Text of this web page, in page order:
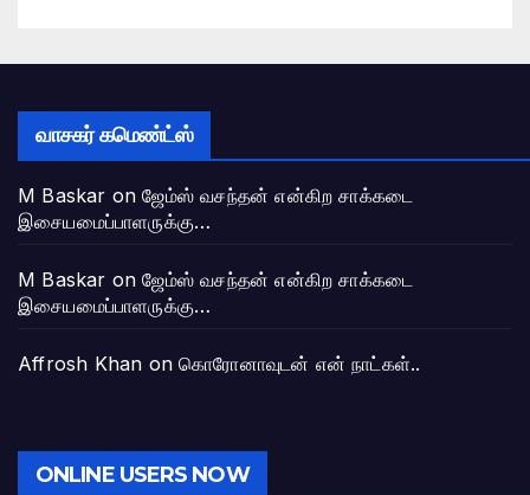
வாசகர் கமெண்ட்ஸ்
M Baskar onஜேம்ஸ் வசந்தன் என்கிற சாக்கடை
இசையமைப்பாளருக்கு…
M Baskar onஜேம்ஸ் வசந்தன் என்கிற சாக்கடை
இசையமைப்பாளருக்கு…
Affrosh Khan onகொரோனாவுடன் என் நாட்கள்..
ONLINE USERS NOW